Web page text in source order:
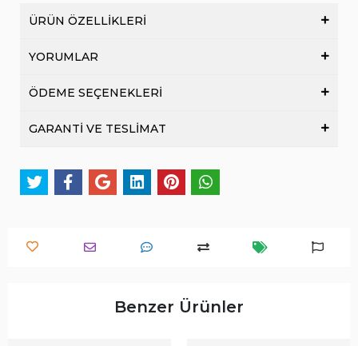
ÜRÜN ÖZELLİKLERİ
YORUMLAR
ÖDEME SEÇENEKLERİ
GARANTİ VE TESLİMAT
Benzer Ürünler